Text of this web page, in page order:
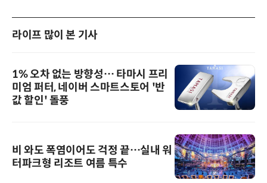
라이프 많이 본 기사
1% 오차 없는 방향성… 타마시 프리
미엄 퍼터, 네이버 스마트스토어 '반
값 할인' 돌풍
비 와도 폭염이어도 걱정 끝…실내 워
터파크형 리조트 여름 특수